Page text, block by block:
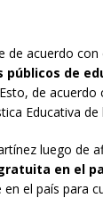
de acuerdo
públicos de
de
Educativa de
luego de
en el
en el país para